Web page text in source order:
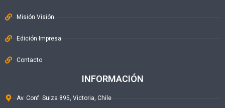
Misión Visión
Edición Impresa
Contacto
INFORMACIÓN
Av. Conf. Suiza 895, Victoria, Chile